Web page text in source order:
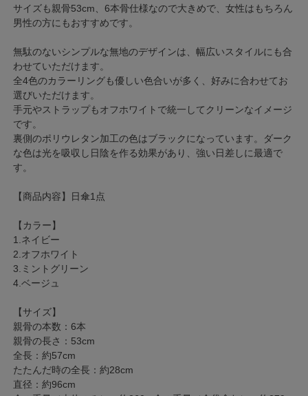
サイズも親骨53cm、6本骨仕様なので大きめで、女性はもちろん
男性の方にもおすすめです。
無駄のないシンプルな無地のデザインは、幅広いスタイルにも合
わせていただけます。
全4色のカラーリングも優しい色合いが多く、好みに合わせてお
選びいただけます。
手元やストラップもオフホワイトで統一してクリーンなイメージ
です。
裏側のポリウレタン加工の色はブラックになっています。ダーク
な色は光を吸収し日陰を作る効果があり、強い日差しに最適で
す。
【商品内容】日傘1点
【カラー】
1.ネイビー
2.オフホワイト
3.ミントグリーン
4.ベージュ
【サイズ】
親骨の本数：6本
親骨の長さ：53cm
全長：約57cm
たたんだ時の全長：約28cm
直径：約96cm